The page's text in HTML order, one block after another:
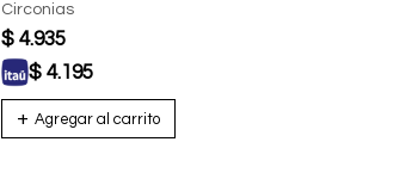
Circonias
$ 4.935
$ 4.195